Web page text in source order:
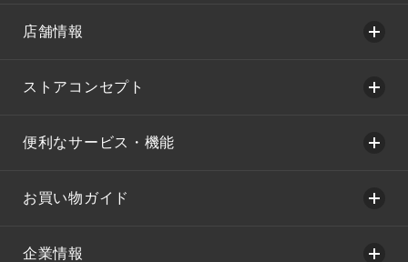
店舗情報
ストアコンセプト
便利なサービス・機能
お買い物ガイド
企業情報